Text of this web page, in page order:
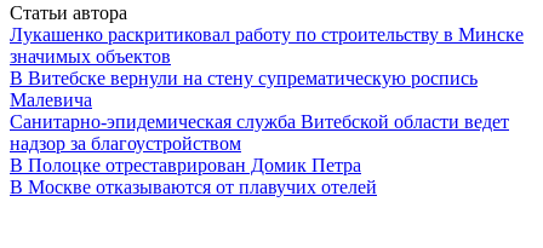
Статьи автора
Лукашенко раскритиковал работу по строительству в Минске
значимых объектов
В Витебске вернули на стену супрематическую роспись
Малевича
Санитарно-эпидемическая служба Витебской области ведет
надзор за благоустройством
В Полоцке отреставрирован Домик Петра
В Москве отказываются от плавучих отелей